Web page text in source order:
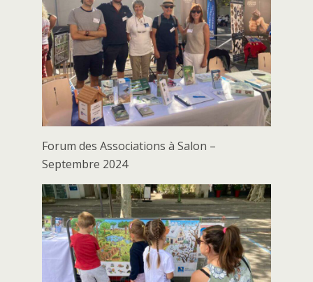
Forum des Associations à Salon –
Septembre 2024